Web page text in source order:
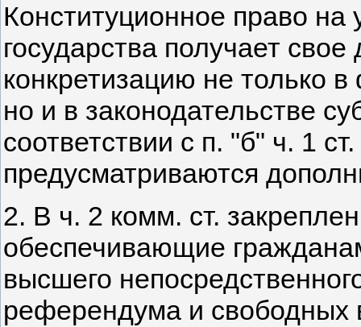
Конституционное право
государства получает
конкретизацию не только
но и в законодательстве
соответствии с п. "б" ч. 1
предусматриваются
2. В ч. 2 комм. ст.
обеспечивающие
высшего
референдума и свободных